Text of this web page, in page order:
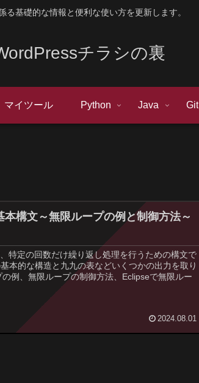
る基礎的な情報と便利な使い方を更新します。
チラシの裏
マイツール Python Java Git
構文～無限ループの例と制御方法～
特定の回数だけ繰り返し処理を行うための構文で
本的な構造と九九の表などいくつかの出力を取り
例、無限ループの制御方法、Eclipseで無限ルー
2024.08.01